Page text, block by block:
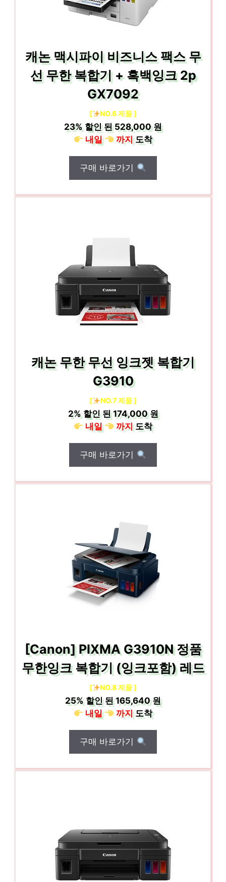
캐논 맥시파이 비즈니스 팩스 무
선 무한 복합기 + 흑백잉크 2p
GX7092
[ NO.6 제품 ]
23%할인 된528,000 원
내일
까지도착
구매 바로가기
캐논 무한 무선 잉크젯 복합기
G3910
[ NO.7 제품 ]
2%할인 된174,000 원
내일
까지도착
구매 바로가기
[Canon] PIXMA G3910N 정품
무한잉크 복합기 (잉크포함) 레드
[ NO.8 제품 ]
25%할인 된165,640 원
내일
까지도착
구매 바로가기